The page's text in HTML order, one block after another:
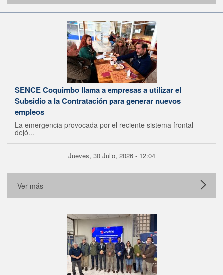
SENCE Coquimbo llama a empresas a utilizar el
Subsidio a la Contratación para generar nuevos
empleos
La emergencia provocada por el reciente sistema frontal
dejó...
Jueves, 30 Julio, 2026 - 12:04
Ver más